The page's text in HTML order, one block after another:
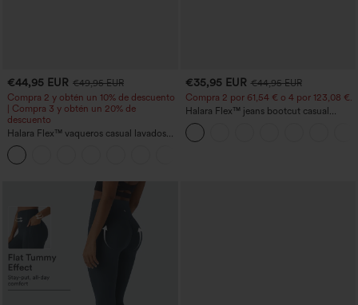
€44,95 EUR €49,95 EUR
Compra 2 y obtén un 10% de descuento
| Compra 3 y obtén un 20% de
descuento
Halara Flex™ vaqueros casual lavados
asimétricos de tiro bajo con bolsillos
con cremallera, corte baggy y pierna
ancha
€35,95 EUR €44,95 EUR
Compra 2 por 61,54 € o 4 por 123,08 €.
Halara Flex™ jeans bootcut casual
lavados, de talle alto y con bolsillos